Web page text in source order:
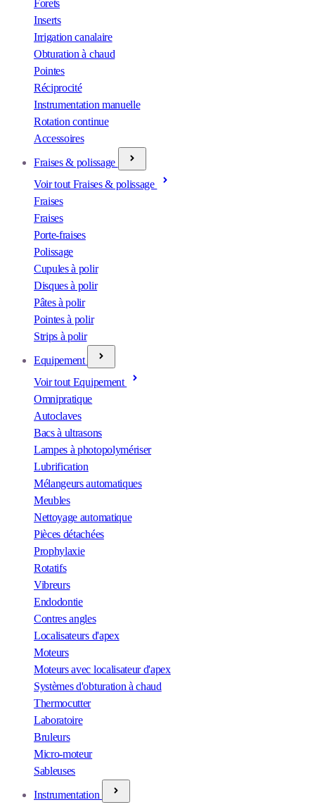
Forets
Inserts
Irrigation canalaire
Obturation à chaud
Pointes
Réciprocité
Instrumentation manuelle
Rotation continue
Accessoires
Fraises & polissage
Voir tout Fraises & polissage
Fraises
Fraises
Porte-fraises
Polissage
Cupules à polir
Disques à polir
Pâtes à polir
Pointes à polir
Strips à polir
Equipement
Voir tout Equipement
Omnipratique
Autoclaves
Bacs à ultrasons
Lampes à photopolymériser
Lubrification
Mélangeurs automatiques
Meubles
Nettoyage automatique
Pièces détachées
Prophylaxie
Rotatifs
Vibreurs
Endodontie
Contres angles
Localisateurs d'apex
Moteurs
Moteurs avec localisateur d'apex
Systèmes d'obturation à chaud
Thermocutter
Laboratoire
Bruleurs
Micro-moteur
Sableuses
Instrumentation